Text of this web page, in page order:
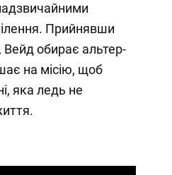
Прийнявши
Вейд обирає альтер-
на місію, щоб
яка ледь не